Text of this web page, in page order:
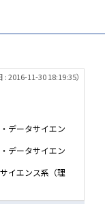
: 2016-11-30 18:19:35）
データサイエン
データサイエン
イエンス系（理